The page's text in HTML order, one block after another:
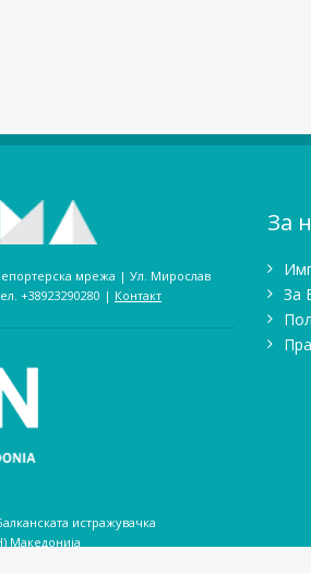
мрежа | Ул. Мирослав
+38923290280­ | Контакт
истражувачка
Македонија
За
Зa